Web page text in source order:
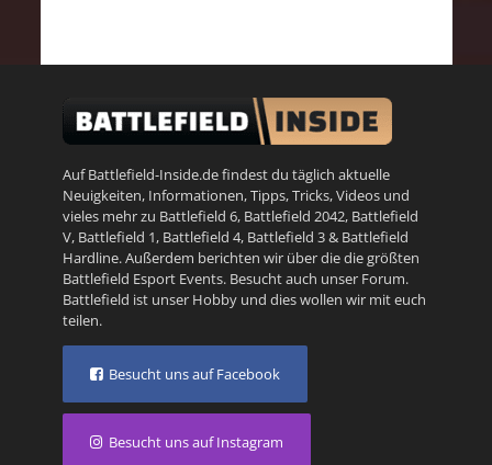
Auf Battlefield-Inside.de findest du täglich aktuelle
Neuigkeiten, Informationen, Tipps, Tricks, Videos und
vieles mehr zu Battlefield 6, Battlefield 2042, Battlefield
V, Battlefield 1, Battlefield 4, Battlefield 3& Battlefield
Hardline. Außerdem berichten wir über die die größten
Battlefield Esport Events. Besucht auch unser Forum.
Battlefield ist unser Hobby und dies wollen wir mit euch
teilen.
Besucht uns auf Facebook
Besucht uns auf Instagram